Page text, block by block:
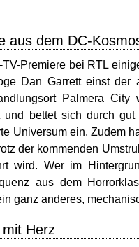
aus dem DC-
Premiere bei RTL
Dan Garrett einst
Palmera
und bettet sich durch
Universum ein. Zudem
der kommenden
wird. Wer im
aus dem
ganz anderes,
Herz